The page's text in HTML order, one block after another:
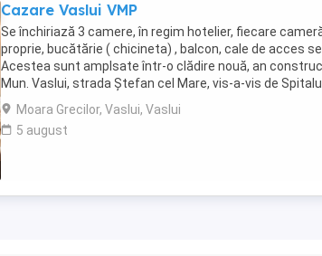
Cazare Vaslui VMP
Se închiriază 3 camere, în regim hotelier, fiecare
proprie, bucătărie ( chicineta) , balcon, cale de acces
Acestea sunt amplsate într-o clădire nouă, an
Mun. Vaslui, strada Ștefan cel Mare, vis-a-vis de
Prețul este de 275 zi. pt.1 ...
Moara Grecilor, Vaslui, Vaslui
5 august